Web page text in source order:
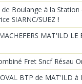
Boulange à la
SIARNC/SUEZ !
MAT'ILD LE
Fret Sncf Résau
BTP de MAT'ILD à